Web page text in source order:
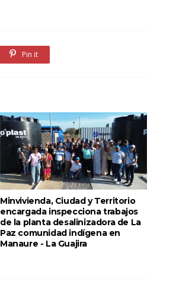
Pin it
Minvivienda, Ciudad y Territorio
encargada inspecciona trabajos
de la planta desalinizadora de La
Paz comunidad indígena en
Manaure - La Guajira